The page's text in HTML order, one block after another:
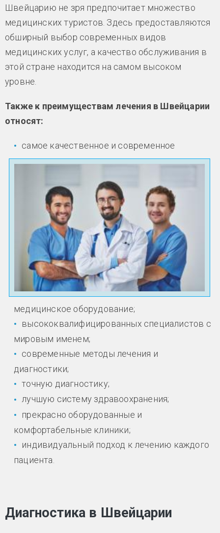
Швейцарию не зря предпочитает множество
медицинских туристов. Здесь предоставляются
обширный выбор современных видов
медицинских услуг, а качество обслуживания в
этой стране находится на самом высоком
уровне.
Также к преимуществам лечения в Швейцарии
относят:
самое качественное и современное
медицинское оборудование;
высококвалифицированных специалистов с
мировым именем;
современные методы лечения и
диагностики;
точную диагностику;
лучшую систему здравоохранения;
прекрасно оборудованные и
комфортабельные клиники;
индивидуальный подход к лечению каждого
пациента.
Диагностика в Швейцарии